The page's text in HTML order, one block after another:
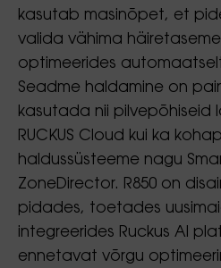
kasutab masinõpet, et
valida vähima
optimeerides
Seadme haldamine on
kasutada nii pilvepõhiseid
RUCKUS Cloud kui ka
haldussüsteeme nagu
ZoneDirector. R850 on
pidades, toetades
integreerides Ruckus AI
ennetavat võrgu